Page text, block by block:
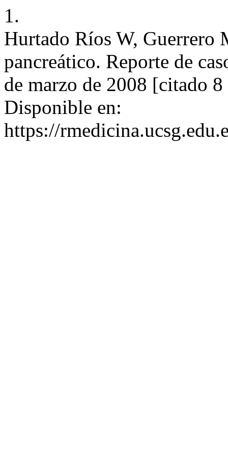
1.
Hurtado Ríos W, Guerrero
pancreático. Reporte de
de marzo de 2008 [citado
Disponible en:
https://